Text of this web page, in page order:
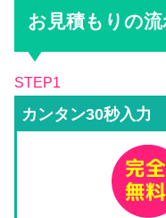
お見積もりの
STEP1
カンタン30秒入力